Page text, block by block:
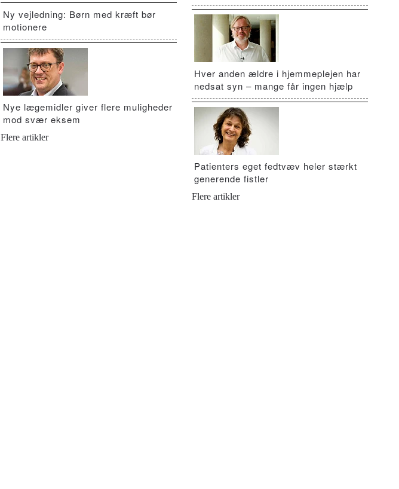
Ny vejledning: Børn med kræft bør
motionere
Nye lægemidler giver flere muligheder
mod svær eksem
Flere artikler
Hver anden ældre i hjemmeplejen har
nedsat syn – mange får ingen hjælp
Patienters eget fedtvæv heler stærkt
generende fistler
Flere artikler